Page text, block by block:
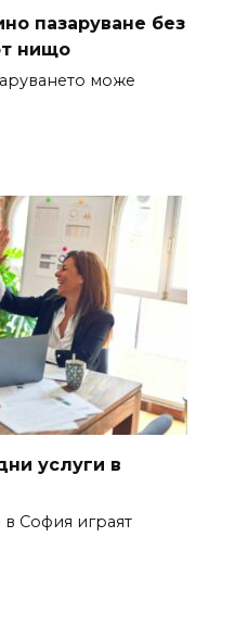
пазаруване без
нищо
може
услуги в
в София играят